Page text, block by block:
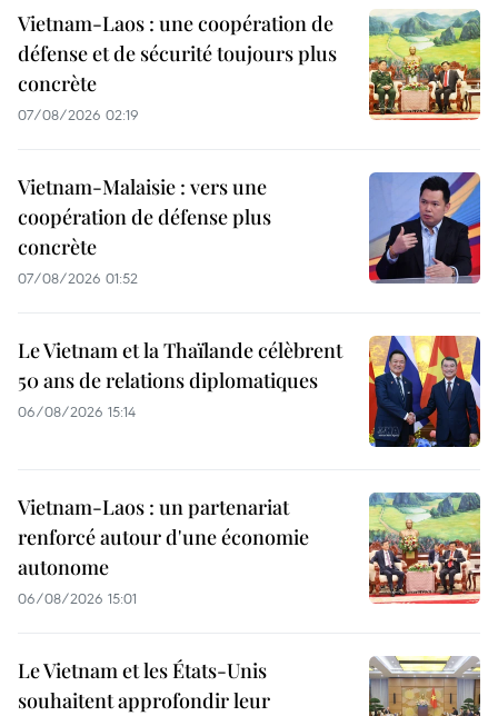
Vietnam-Laos : une coopération de
défense et de sécurité toujours plus
concrète
07/08/2026 02:19
Vietnam-Malaisie : vers une
coopération de défense plus
concrète
07/08/2026 01:52
Le Vietnam et la Thaïlande célèbrent
50 ans de relations diplomatiques
06/08/2026 15:14
Vietnam-Laos : un partenariat
renforcé autour d'une économie
autonome
06/08/2026 15:01
Le Vietnam et les États-Unis
souhaitent approfondir leur